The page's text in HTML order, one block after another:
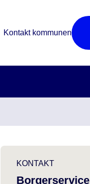
Kontakt kommunen
KONTAKT
Borgerservice